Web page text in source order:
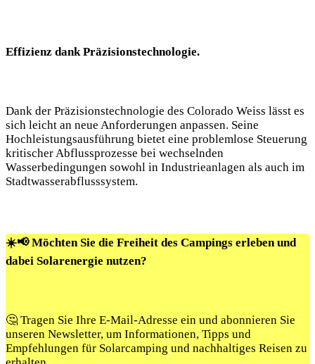
Effizienz dank Präzisionstechnologie.
Dank der Präzisionstechnologie des Colorado Weiss lässt es
sich leicht an neue Anforderungen anpassen. Seine
Hochleistungsausführung bietet eine problemlose Steuerung
kritischer Abflussprozesse bei wechselnden
Wasserbedingungen sowohl in Industrieanlagen als auch im
Stadtwasserabflusssystem.
☀️📢 Möchten Sie die Freiheit des Campings erleben und
dabei Solarenergie nutzen?
🤔 Tragen Sie Ihre E-Mail-Adresse ein und abonnieren Sie
unseren Newsletter, um Informationen, Tipps und
Empfehlungen für Solarcamping und nachhaltiges Reisen zu